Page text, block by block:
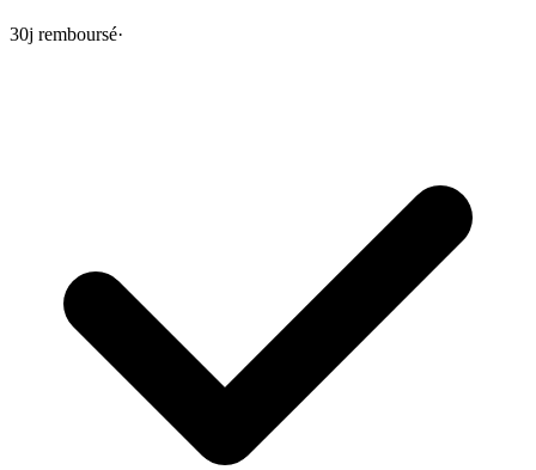
30j remboursé·